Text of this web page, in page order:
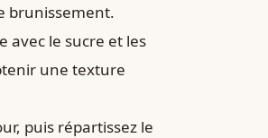
brunissement.
avec le sucre et les
une texture
puis répartissez le